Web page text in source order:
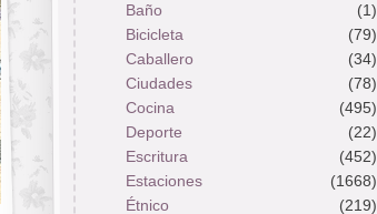
Baño
(1)
Bicicleta
(79)
Caballero
(34)
Ciudades
(78)
Cocina
(495)
Deporte
(22)
Escritura
(452)
Estaciones
(1668)
Étnico
(219)